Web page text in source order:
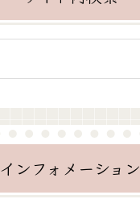
インフォメーション